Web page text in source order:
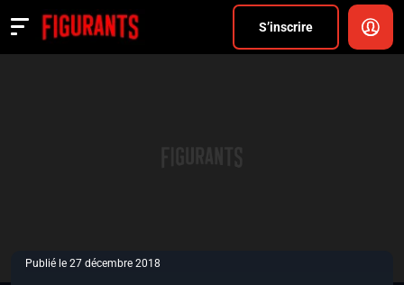
S’inscrire
Actualités
Publié le 27 décembre 2018